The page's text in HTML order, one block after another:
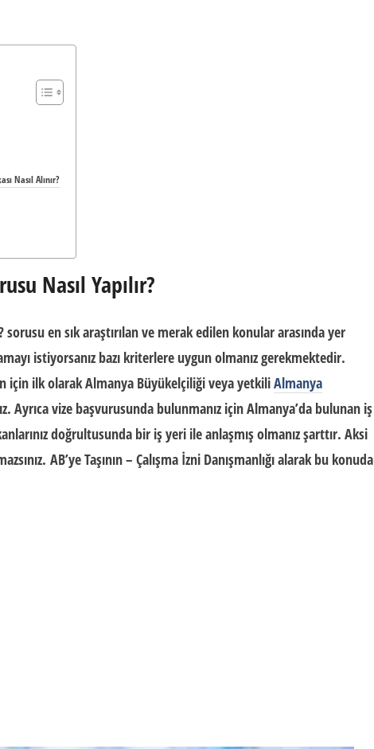
Nasıl Alınır?
Nasıl Yapılır?
sorusu en sık araştırılan ve merak edilen konular arasında yer
istiyorsanız bazı kriterlere uygun olmanız gerekmektedir.
için ilk olarak Almanya Büyükelçiliği veya yetkiliAlmanya
Ayrıca vize başvurusunda bulunmanız için Almanya’da bulunan iş
doğrultusunda bir iş yeri ile anlaşmış olmanız şarttır. Aksi
AB’ye Taşının – Çalışma İzni Danışmanlığı alarak bu konuda